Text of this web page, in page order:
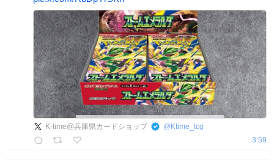
K-time@兵庫県カードショップ @ Ktime_tcg
3:59